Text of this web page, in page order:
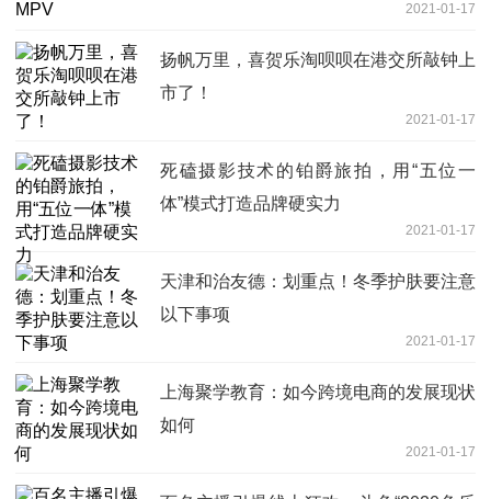
2021-01-17
扬帆万里，喜贺乐淘呗呗在港交所敲钟上
市了！
2021-01-17
死磕摄影技术的铂爵旅拍，用“五位一
体”模式打造品牌硬实力
2021-01-17
天津和治友德：划重点！冬季护肤要注意
以下事项
2021-01-17
上海聚学教育：如今跨境电商的发展现状
如何
2021-01-17